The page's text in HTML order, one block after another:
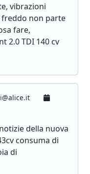
vibrazioni
freddo non parte
fare,
2.0 TDI 140 cv
della nuova
consuma di
di